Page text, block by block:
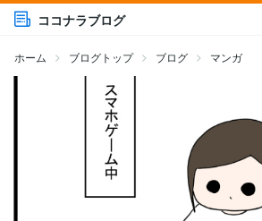
ココナラブログ
ホーム ブログトップ ブログ マンガ